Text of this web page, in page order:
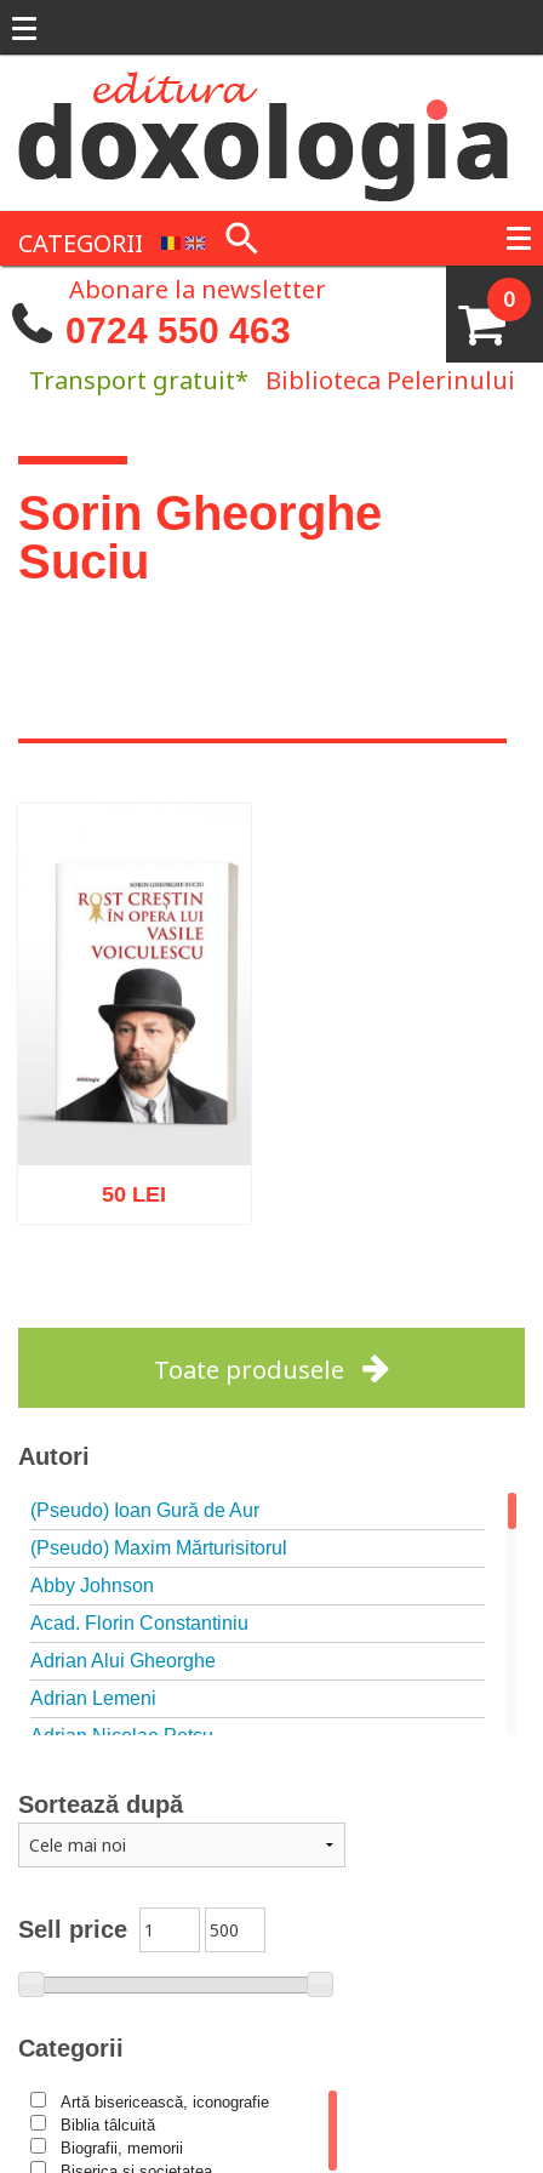
CATEGORII
0
Abonare la newsletter
0724 550 463
Transport gratuit* Biblioteca Pelerinului
Eşti aici
Sorin Gheorghe
Suciu
50 LEI
Toate produsele
Autori
(Pseudo) Ioan Gură de Aur
(Pseudo) Maxim Mărturisitorul
Abby Johnson
Acad. Florin Constantiniu
Adrian Alui Gheorghe
Adrian Lemeni
Adrian Nicolae Petcu
Adriana Petrescu
Alexandra Rotariu
Alexandru Creţu
Alexandru Huțanu
Alexandru Lascarov-Moldovanu
Alexandru Rădescu
Alexandru Tkacenko
Sell price
Categorii
Artă bisericească, iconografie
Biblia tâlcuită
Biografii, memorii
Sortează după